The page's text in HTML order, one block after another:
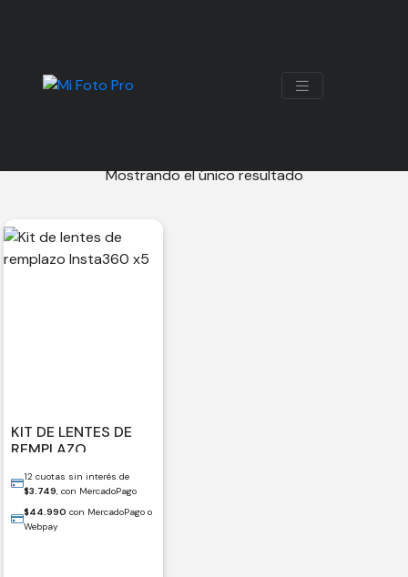
Mostrando el único resultado
KIT DE LENTES DE
REMPLAZO
12 cuotas sin interés de
$3.749, con MercadoPago
$44.990 con MercadoPago o
Webpay